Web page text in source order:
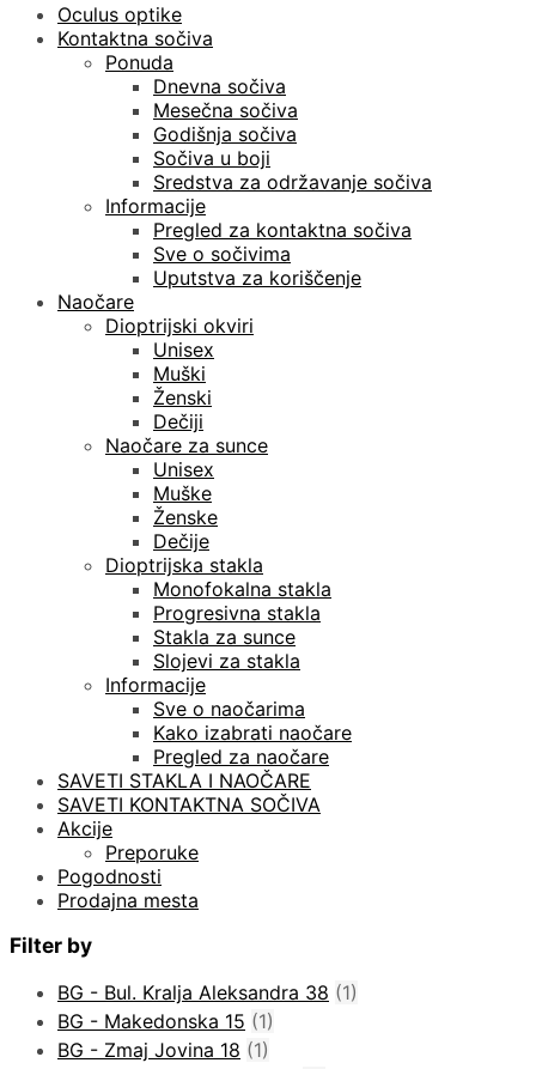
Oculus optike
Kontaktna sočiva
Ponuda
Dnevna sočiva
Mesečna sočiva
Godišnja sočiva
Sočiva u boji
Sredstva za održavanje sočiva
Informacije
Pregled za kontaktna sočiva
Sve o sočivima
Uputstva za koriščenje
Naočare
Dioptrijski okviri
Unisex
Muški
Ženski
Dečiji
Naočare za sunce
Unisex
Muške
Ženske
Dečije
Dioptrijska stakla
Monofokalna stakla
Progresivna stakla
Stakla za sunce
Slojevi za stakla
Informacije
Sve o naočarima
Kako izabrati naočare
Pregled za naočare
SAVETI STAKLA I NAOČARE
SAVETI KONTAKTNA SOČIVA
Akcije
Preporuke
Pogodnosti
Prodajna mesta
Filter by
BG - Bul. Kralja Aleksandra 38 (1)
BG - Makedonska 15 (1)
BG - Zmaj Jovina 18 (1)